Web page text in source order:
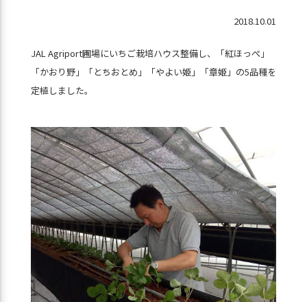
インショップ
2018.10.01
JAL Agriport圃場にいちご栽培ハウス整備し、「紅ほっぺ」
「かおり野」「とちおとめ」「やよい姫」「章姫」の5品種を
定植しました。